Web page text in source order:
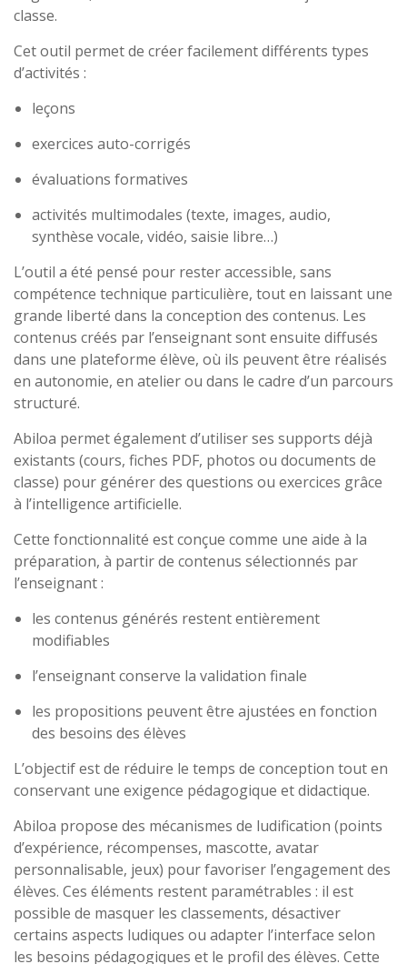
classe.
Cet outil permet de créer facilement différents types
d’activités :
leçons
exercices auto-corrigés
évaluations formatives
activités multimodales (texte, images, audio,
synthèse vocale, vidéo, saisie libre…)
L’outil a été pensé pour rester accessible, sans
compétence technique particulière, tout en laissant une
grande liberté dans la conception des contenus. Les
contenus créés par l’enseignant sont ensuite diffusés
dans une plateforme élève, où ils peuvent être réalisés
en autonomie, en atelier ou dans le cadre d’un parcours
structuré.
Abiloa permet également d’utiliser ses supports déjà
existants (cours, fiches PDF, photos ou documents de
classe) pour générer des questions ou exercices grâce
à l’intelligence artificielle.
Cette fonctionnalité est conçue comme une aide à la
préparation, à partir de contenus sélectionnés par
l’enseignant :
les contenus générés restent entièrement
modifiables
l’enseignant conserve la validation finale
les propositions peuvent être ajustées en fonction
des besoins des élèves
L’objectif est de réduire le temps de conception tout en
conservant une exigence pédagogique et didactique.
Abiloa propose des mécanismes de ludification (points
d’expérience, récompenses, mascotte, avatar
personnalisable, jeux) pour favoriser l’engagement des
élèves. Ces éléments restent paramétrables : il est
possible de masquer les classements, désactiver
certains aspects ludiques ou adapter l’interface selon
les besoins pédagogiques et le profil des élèves. Cette